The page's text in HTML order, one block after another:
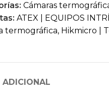
Cámaras
ATEX | EQUIPOS
termográfica, Hikmicro |
ADICIONAL